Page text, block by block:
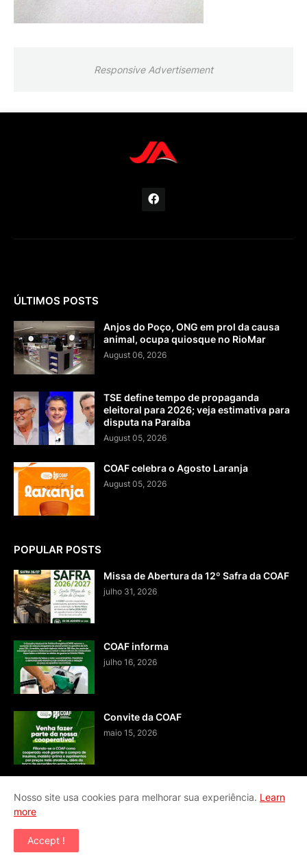
Responsive Advertisement
ÚLTIMOS POSTS
Anjos do Poço, ONG em prol da causa
animal, ocupa quiosque no RioMar
August 06, 2026
TSE define tempo de propaganda
eleitoral para 2026; veja estimativa para
disputa na Paraíba
August 05, 2026
COAF celebra o Agosto Laranja
August 05, 2026
POPULAR POSTS
Missa de Abertura da 12º Safra da COAF
julho 31, 2026
COAF informa
julho 16, 2026
Convite da COAF
maio 15, 2026
Copyright ©
Nosso site usa cookies para melhorar sua experiência. Learn
more
Accept !